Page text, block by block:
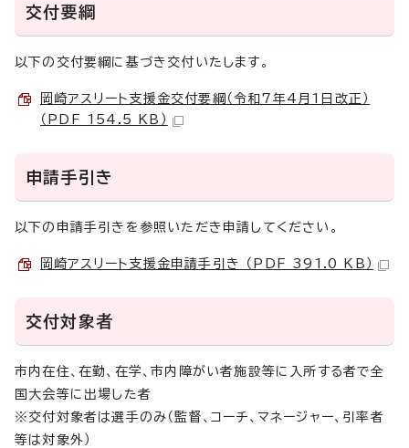
交付要綱
以下の交付要綱に基づき交付いたします。
岡崎アスリート支援金交付要綱（令和7年4月1日改正）
（PDF 154.5 KB）
申請手引き
以下の申請手引きを参照いただき申請してください。
岡崎アスリート支援金申請手引き （PDF 391.0 KB）
交付対象者
市内在住、在勤、在学、市内障がい者施設等に入所する者で全
国大会等に出場した者
※交付対象者は選手のみ（監督、コーチ、マネージャー、引率者
等は対象外）